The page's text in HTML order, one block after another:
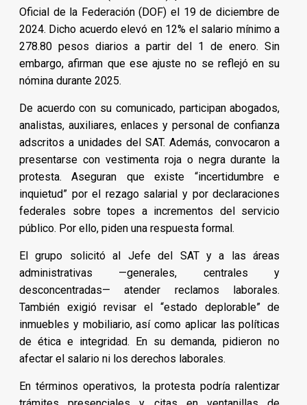
Oficial de la Federación (DOF) el 19 de diciembre de
2024. Dicho acuerdo elevó en 12% el salario mínimo a
278.80 pesos diarios a partir del 1 de enero. Sin
embargo, afirman que ese ajuste no se reflejó en su
nómina durante 2025.
De acuerdo con su comunicado, participan abogados,
analistas, auxiliares, enlaces y personal de confianza
adscritos a unidades del SAT. Además, convocaron a
presentarse con vestimenta roja o negra durante la
protesta. Aseguran que existe “incertidumbre e
inquietud” por el rezago salarial y por declaraciones
federales sobre topes a incrementos del servicio
público. Por ello, piden una respuesta formal.
El grupo solicitó al Jefe del SAT y a las áreas
administrativas —generales, centrales y
desconcentradas— atender reclamos laborales.
También exigió revisar el “estado deplorable” de
inmuebles y mobiliario, así como aplicar las políticas
de ética e integridad. En su demanda, pidieron no
afectar el salario ni los derechos laborales.
En términos operativos, la protesta podría ralentizar